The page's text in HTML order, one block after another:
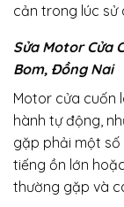
cản trong lúc sử
Sửa Motor Cửa
Bom, Đồng Nai
Motor cửa cuốn
hành tự động,
gặp phải một
tiếng ồn lớn
thường gặp và